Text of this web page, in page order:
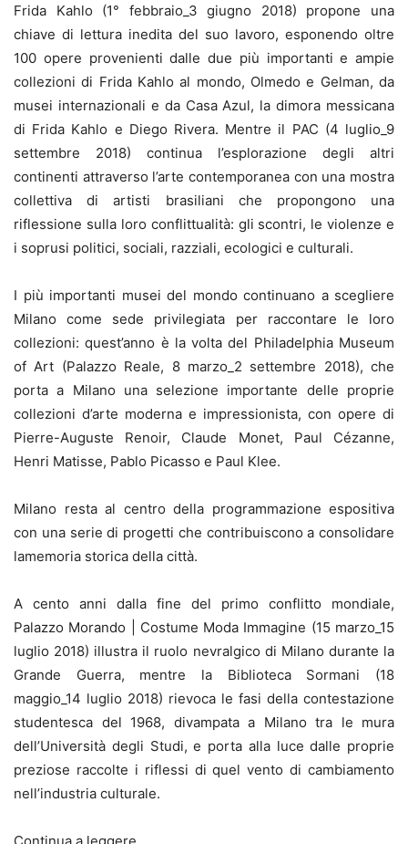
Frida Kahlo (1° febbraio_3 giugno 2018) propone una
chiave di lettura inedita del suo lavoro, esponendo oltre
100 opere provenienti dalle due più importanti e ampie
collezioni di Frida Kahlo al mondo, Olmedo e Gelman, da
musei internazionali e da Casa Azul, la dimora messicana
di Frida Kahlo e Diego Rivera. Mentre il PAC (4 luglio_9
settembre 2018) continua l’esplorazione degli altri
continenti attraverso l’arte contemporanea con una mostra
collettiva di artisti brasiliani che propongono una
riflessione sulla loro conflittualità: gli scontri, le violenze e
i soprusi politici, sociali, razziali, ecologici e culturali.
I più importanti musei del mondo continuano a scegliere
Milano come sede privilegiata per raccontare le loro
collezioni: quest’anno è la volta del Philadelphia Museum
of Art (Palazzo Reale, 8 marzo_2 settembre 2018), che
porta a Milano una selezione importante delle proprie
collezioni d’arte moderna e impressionista, con opere di
Pierre-Auguste Renoir, Claude Monet, Paul Cézanne,
Henri Matisse, Pablo Picasso e Paul Klee.
Milano resta al centro della programmazione espositiva
con una serie di progetti che contribuiscono a consolidare
lamemoria storica della città.
A cento anni dalla fine del primo conflitto mondiale,
Palazzo Morando | Costume Moda Immagine (15 marzo_15
luglio 2018) illustra il ruolo nevralgico di Milano durante la
Grande Guerra, mentre la Biblioteca Sormani (18
maggio_14 luglio 2018) rievoca le fasi della contestazione
studentesca del 1968, divampata a Milano tra le mura
dell’Università degli Studi, e porta alla luce dalle proprie
preziose raccolte i riflessi di quel vento di cambiamento
nell’industria culturale.